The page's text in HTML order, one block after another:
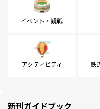
イベント・観戦
アクティビティ 鉄
新刊ガイドブック